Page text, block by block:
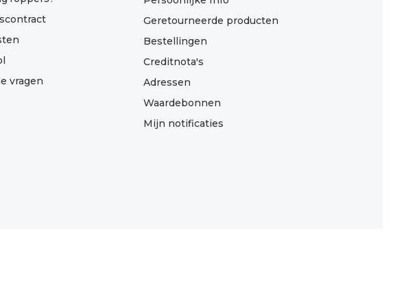
vragen
Geretourneerde producten
Bestellingen
Creditnota's
Adressen
Waardebonnen
Mijn notificaties